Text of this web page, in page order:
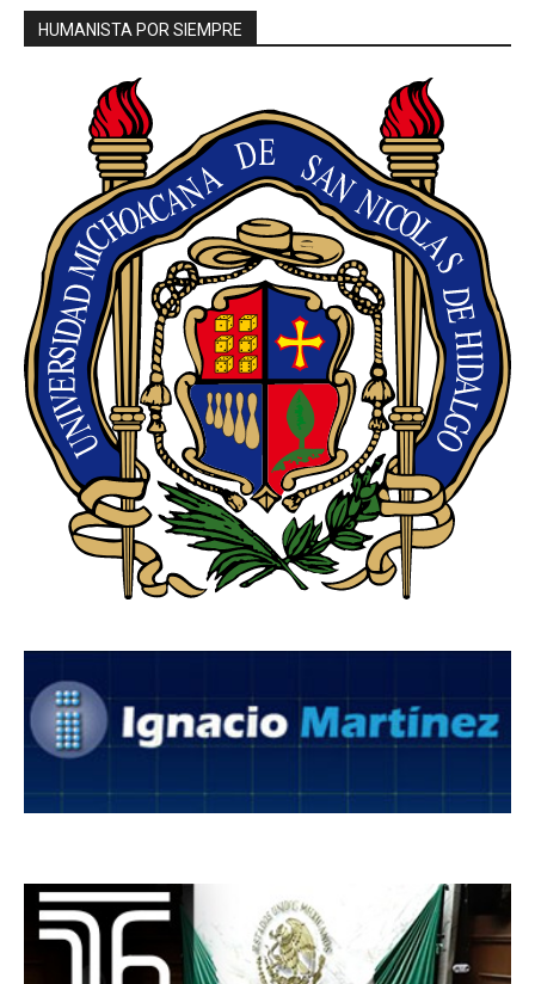
HUMANISTA POR SIEMPRE